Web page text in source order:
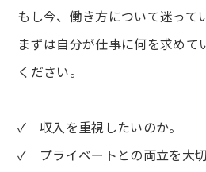
もし今、働き方について迷って
まずは自分が仕事に何を求めて
ください。
✓ 収入を重視したいのか。
✓ プライベートとの両立を大切